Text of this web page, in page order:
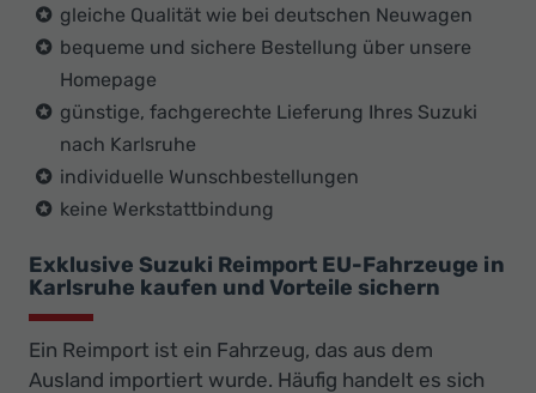
gleiche Qualität wie bei deutschen Neuwagen
bequeme und sichere Bestellung über unsere
Homepage
günstige, fachgerechte Lieferung Ihres Suzuki
nach Karlsruhe
individuelle Wunschbestellungen
keine Werkstattbindung
Exklusive Suzuki Reimport EU-Fahrzeuge in
Karlsruhe kaufen und Vorteile sichern
Ein Reimport ist ein Fahrzeug, das aus dem
Ausland importiert wurde. Häufig handelt es sich